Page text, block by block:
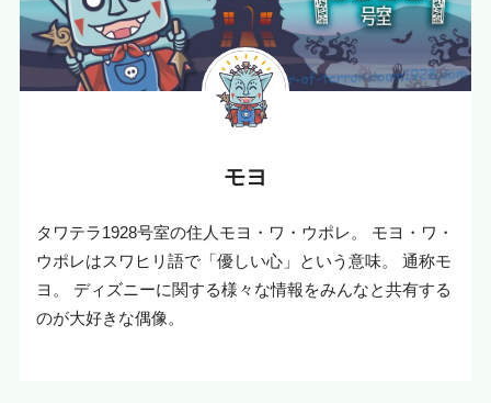
モヨ
タワテラ1928号室の住人モヨ・ワ・ウポレ。 モヨ・ワ・
ウポレはスワヒリ語で「優しい心」という意味。 通称モ
ヨ。 ディズニーに関する様々な情報をみんなと共有する
のが大好きな偶像。